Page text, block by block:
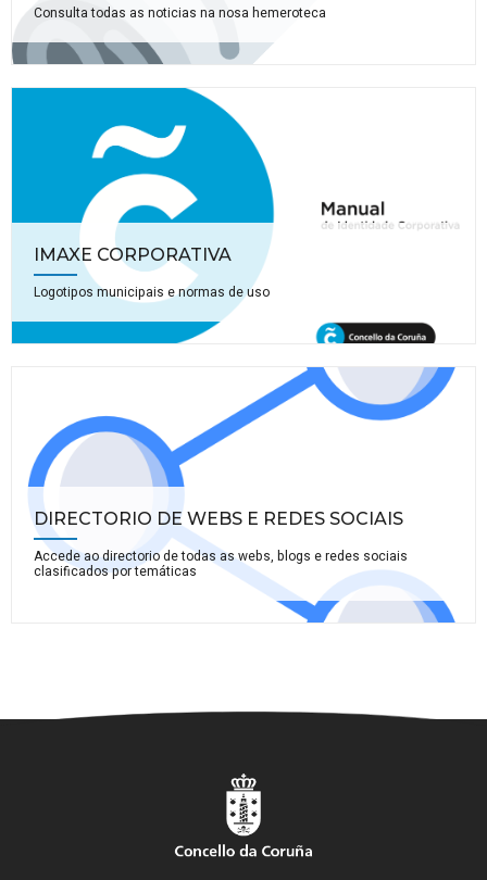
Consulta todas as noticias na nosa hemeroteca
IMAXE CORPORATIVA
Logotipos municipais e normas de uso
DIRECTORIO DE WEBS E REDES SOCIAIS
Accede ao directorio de todas as webs, blogs e redes sociais
clasificados por temáticas